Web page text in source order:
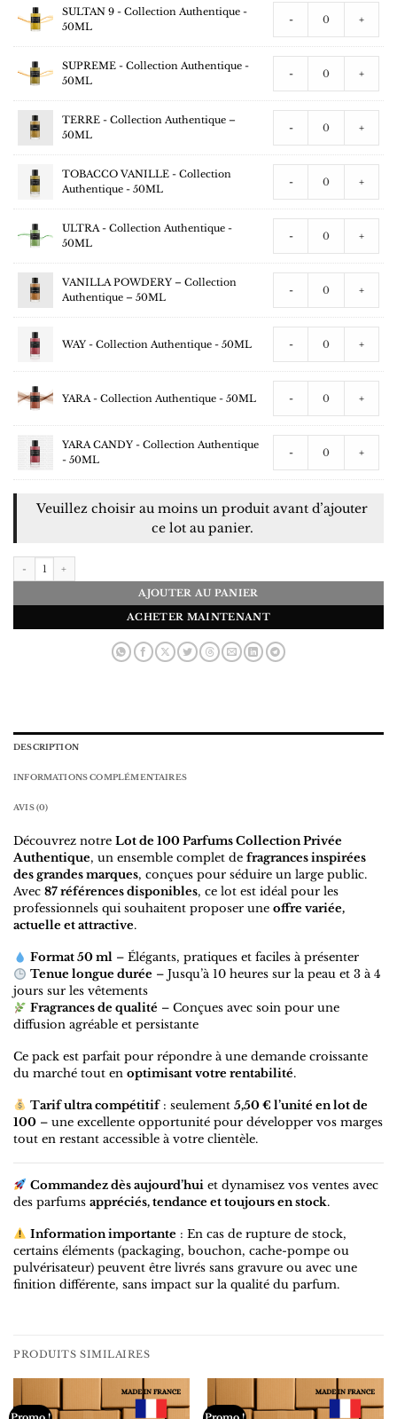
SULTAN 9 - Collection Authentique -
50ML
- +
SUPREME - Collection Authentique -
50ML
- +
TERRE - Collection Authentique –
50ML
- +
TOBACCO VANILLE - Collection
Authentique - 50ML
- +
ULTRA - Collection Authentique -
50ML
- +
VANILLA POWDERY – Collection
Authentique – 50ML
- +
WAY - Collection Authentique - 50ML - +
YARA - Collection Authentique - 50ML - +
YARA CANDY - Collection Authentique
- 50ML
- +
Veuillez choisir au moins un produit avant d’ajouter
ce lot au panier.
quantité de LOT DE 100 PARFUMS COLLECTION PRIVÉE AUTHENTIQUE
AJOUTER AU PANIER
ACHETER MAINTENANT
DESCRIPTION
INFORMATIONS COMPLÉMENTAIRES
AVIS (0)
Découvrez notre Lot de 100 Parfums Collection Privée
Authentique, un ensemble complet de fragrances inspirées
des grandes marques, conçues pour séduire un large public.
Avec 87 références disponibles, ce lot est idéal pour les
professionnels qui souhaitent proposer une offre variée,
actuelle et attractive.
Format 50 ml– Élégants, pratiques et faciles à présenter
Tenue longue durée – Jusqu’à 10 heures sur la peau et 3 à 4
jours sur les vêtements
Fragrances de qualité – Conçues avec soin pour une
diffusion agréable et persistante
Ce pack est parfait pour répondre à une demande croissante
du marché tout en optimisant votre rentabilité.
Tarif ultra compétitif: seulement 5,50 € l’unité en lot de
100 – une excellente opportunité pour développer vos marges
tout en restant accessible à votre clientèle.
Commandez dès aujourd’huiet dynamisez vos ventes avec
des parfums appréciés, tendance et toujours en stock.
Information importante : En cas de rupture de stock,
certains éléments (packaging, bouchon, cache-pompe ou
pulvérisateur) peuvent être livrés sans gravure ou avec une
finition différente, sans impact sur la qualité du parfum.
PRODUITS SIMILAIRES